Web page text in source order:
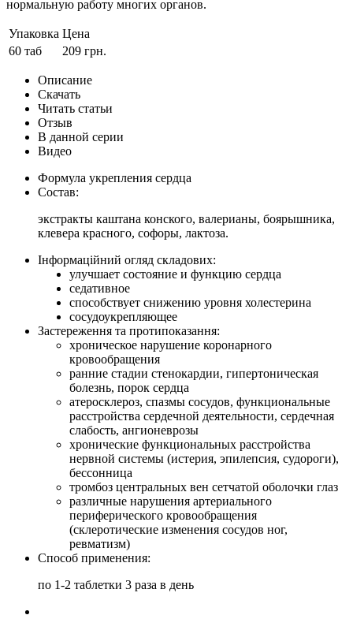
нормальную работу многих органов.
Упаковка Цена
60 таб
209 грн.
Описание
Скачать
Читать статьи
Отзыв
В данной серии
Видео
Формула укрепления сердца
Состав:
экстракты каштана конского, валерианы, боярышника,
клевера красного, софоры, лактоза.
Інформаційний огляд складових:
улучшает состояние и функцию сердца
седативное
способствует снижению уровня холестерина
сосудоукрепляющее
Застереження та протипоказання:
хроническое нарушение коронарного
кровообращения
ранние стадии стенокардии, гипертоническая
болезнь, порок сердца
атеросклероз, спазмы сосудов, функциональные
расстройства сердечной деятельности, сердечная
слабость, ангионеврозы
хронические функциональных расстройства
нервной системы (истерия, эпилепсия, судороги),
бессонница
тромбоз центральных вен сетчатой оболочки глаз
различные нарушения артериального
периферического кровообращения
(склеротические изменения сосудов ног,
ревматизм)
Cпособ применения:
по 1-2 таблетки 3 раза в день